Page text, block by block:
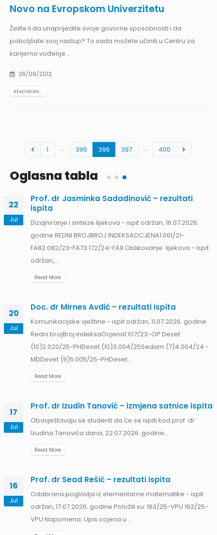
Novo na Evropskom Univerzitetu
Želite li da unaprijedite svoje govorne sposobnosti i da
poboljšate svoj nastup? To sada možete učiniti u Centru za
karijerno vođenje...
26/09/2012
READ MORE...
1 … 395 396 397 … 400
Oglasna tabla
22
Jul
Prof. dr Jasminka Sadadinović – rezultati
ispita
Dizajniranje i sinteze lijekova - ispit održan, 16.07.2026.
godine REDNI BROJBROJ INDEKSAOCJENA1.001/21-
FA82.082/23-FA73.172/24-FA9 Oblikovanje lijekova - ispit
održan,...
Read More
20
Jul
Doc. dr Mirnes Avdić – rezultati ispita
Komunikacijske vještine - ispit održan, 11.07.2026. godine
Redni brojBroj indeksaOcjena1.017/23-OP Deset
(10)2.020/25-PHDeset (10)3.004/25Sedam (7)4.004/24 -
MDDevet (9)5.005/25-PHDeset...
Read More
17
Jul
Prof. dr Izudin Tanović – izmjena satnice ispita
Obavještavaju se studenti da će se ispiti kod prof. dr
Izudina Tanovića dana, 22.07.2026. godine...
Read More
16
Jul
Prof. dr Sead Rešić – rezultati ispita
Odabrana poglavlja iz elementarne matematike - ispit
održan, 17.07.2026. godine Položili su: 163/25-VPU 162/25-
VPU Napomena: Upis ocjena u ...